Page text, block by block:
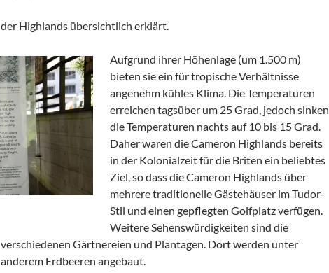
der Highlands übersichtlich erklärt.
Aufgrund ihrer Höhenlage (um 1.500 m)
bieten sie ein für tropische Verhältnisse
angenehm kühles Klima. Die Temperaturen
erreichen tagsüber um 25 Grad, jedoch sinken
die Temperaturen nachts auf 10 bis 15 Grad.
Daher waren die Cameron Highlands bereits
in der Kolonialzeit für die Briten ein beliebtes
Ziel, so dass die Cameron Highlands über
mehrere traditionelle Gästehäuser im Tudor-
Stil und einen gepflegten Golfplatz verfügen.
Weitere Sehenswürdigkeiten sind die
verschiedenen Gärtnereien und Plantagen. Dort werden unter
anderem Erdbeeren angebaut.